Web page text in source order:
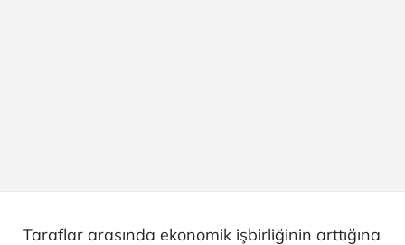
Taraflar arasında ekonomik işbirliğinin arttığına